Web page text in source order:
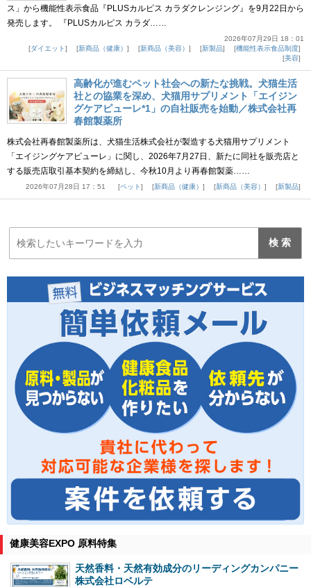
ス」から機能性表示食品『PLUSカルピス カラダクレンジング』を9月22日から
発売します。 『PLUSカルピス カラダ……
2026年07月29日 18：01
ダイエット
新商品（健康） 新商品（美容） 新製品
機能性表示食品制度
美容
高齢化が進むペット社会への新たな挑戦。犬猫生活
社との協業を深め、犬猫用サプリメント「エイジン
グケアピューレ*1」の自社販売を始動／株式会社再
春館製薬所
株式会社再春館製薬所は、犬猫生活株式会社が製造する犬猫用サプリメント
「エイジングケアピューレ」に関し、2026年7月27日、新たに同社を販売店と
する販売店取引基本契約を締結し、今秋10月より再春館製薬……
2026年07月28日 17：51 ペット 新商品（健康） 新商品（美容） 新製品
健康美容EXPO 原料特集
天然香料・天然有効成分のリーディングカンパニー
株式会社ロベルテ